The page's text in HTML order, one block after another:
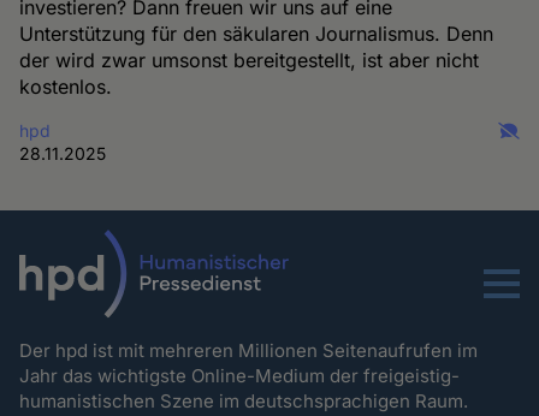
investieren? Dann freuen wir uns auf eine
Unterstützung für den säkularen Journalismus. Denn
der wird zwar umsonst bereitgestellt, ist aber nicht
kostenlos.
hpd
28.11.2025
Menu
Der hpd ist mit mehreren Millionen Seitenaufrufen im
Jahr das wichtigste Online-Medium der freigeistig-
humanistischen Szene im deutschsprachigen Raum.